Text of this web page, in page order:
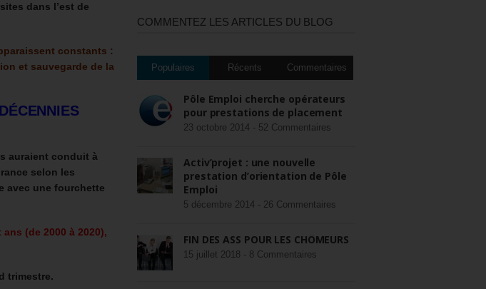
dans l’est de
constants :
et sauvegarde de la
auraient conduit à
selon les
avec une fourchette
(de 2000 à 2020),
trimestre.
COMMENTEZ LES ARTICLES DU BLOG
Populaires Récents Commentaires
Pôle Emploi cherche opérateurs
pour prestations de placement
23 octobre 2014 - 52 Commentaires
Activ’projet : une nouvelle
prestation d’orientation de Pôle
Emploi
5 décembre 2014 - 26 Commentaires
FIN DES ASS POUR LES CHÔMEURS
15 juillet 2018 - 8 Commentaires